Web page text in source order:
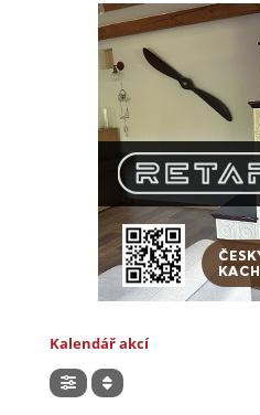
Kalendář akcí